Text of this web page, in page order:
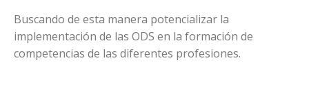
Buscando de esta manera potencializar la
implementación de las ODS en la formación de
competencias de las diferentes profesiones.